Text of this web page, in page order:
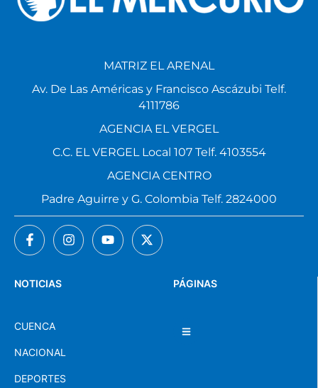
PÁGINAS
NOTICIAS
CUENCA
NACIONAL
DEPORTES
MATRIZ EL ARENAL
Av. De Las Américas y Francisco Ascázubi Telf.
4111786
AGENCIA EL VERGEL
C.C. EL VERGEL Local 107 Telf. 4103554
AGENCIA CENTRO
Padre Aguirre y G. Colombia Telf. 2824000